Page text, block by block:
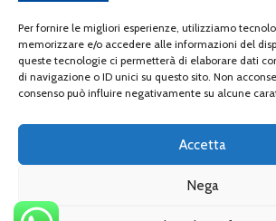
Per fornire le migliori esperienze, utilizziamo
memorizzare e/o accedere alle informazioni del
queste tecnologie ci permetterà di elaborare dati
di navigazione o ID unici su questo sito. Non
consenso può influire negativamente su alcune
Accetta
Nega
#supportsite #usnavysupportsite #xmstudios
Instagram